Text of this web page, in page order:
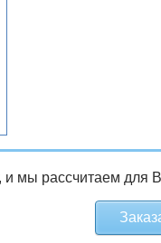
и мы рассчитаем для